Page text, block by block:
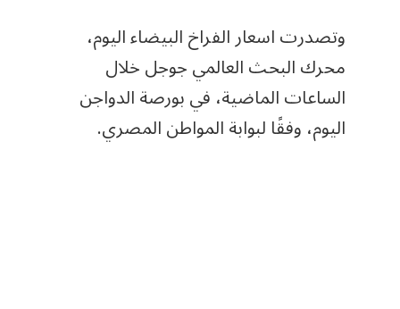
وتصدرت اسعار الفراخ البيضاء اليوم،
محرك البحث العالمي جوجل خلال
الساعات الماضية، في بورصة الدواجن
اليوم، وفقًا لبوابة المواطن المصري.